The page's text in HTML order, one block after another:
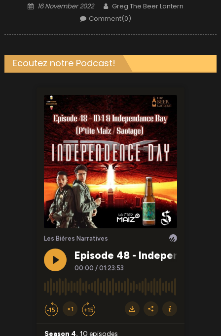
Posted
16 November 2022 Author
Greg The Beer Lantern
Comment(0)
Ecoutez notre Podcast!